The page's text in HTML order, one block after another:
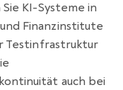
KI-Systeme in
Finanzinstitute
Testinfrastruktur
auch bei